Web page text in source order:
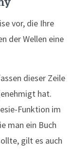
vor, die Ihre
der Wellen eine
dieser Zeile
hat.
Funktion im
man ein Buch
gilt es auch